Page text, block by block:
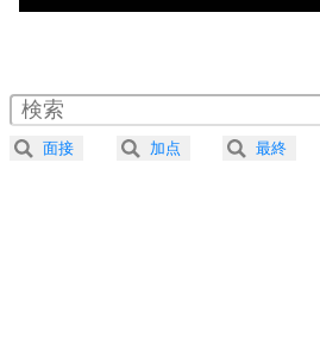
気楽に生きる30の方法
4 器の大きい人は、怒
プラス思考
2.0倍速 （272KB 1分9秒）
2.5倍速 （217KB 55秒）
3.0倍速 （181KB 46秒）
面接 加点 最終